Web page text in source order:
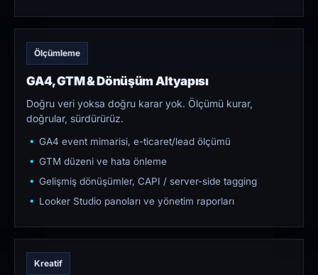
Ölçümleme
GA4, GTM & Dönüşüm Altyapısı
Doğru veri yoksa doğru karar yok. Ölçümü kurar,
doğrular, sürdürürüz.
GA4 event mimarisi, e-ticaret/lead ölçümü
GTM düzeni ve hata önleme
Gelişmiş dönüşümler, CAPI / server-side tagging
Looker Studio panoları ve yönetim raporları
Kreatif